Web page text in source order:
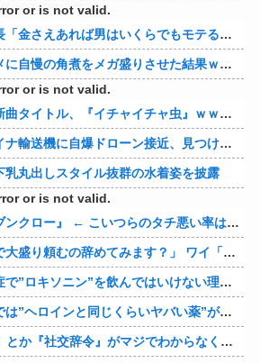
or is not valid.
あれば男はいくらでもモテるという事を証明してる」
慢の角煮をメガ盛りさせた結果ｗｗｗｗ 他
or is not valid.
タイトル、『イチャイチャ虫』ｗｗｗ★2
ーン接近、見つけた空港職員が蹴り落とす…高性能プラスチック爆弾搭載！
乳丸出しスタイル抜群の水着姿を披露
or is not valid.
クロー』 ← こいつらのタチ悪い率は異常
てみます？」 ワイ「…食っちゃいけないものを売ってるのか？」
ロキソニン”を飲んではいけない理由がこれ』
と同じくらいヤバい薬”が日本では平気で処方されてる」
『社交辞令』がマジでわからなくて怖い